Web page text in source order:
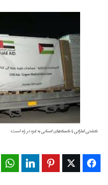
کشتی اماراتی با کمک‌های انسانی به غزه در راه است
Facebook
Twitter
Pinterest
LinkedIn